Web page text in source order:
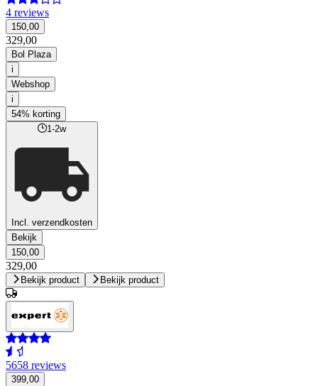
4 reviews
150,00
329,00
Bol Plaza
i
Webshop
i
54% korting
1-2w
Incl. verzendkosten
Bekijk
150,00
329,00
Bekijk product Bekijk product
5658 reviews
399,00